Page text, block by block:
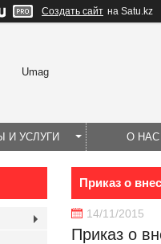
Создать сайт на Satu.kz
Umag
И УСЛУГИ О НАС
Приказ о
14/11/2015
Приказ о